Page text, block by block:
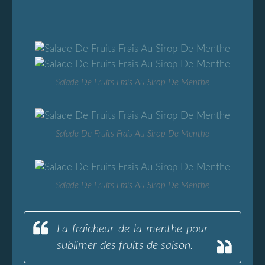
Salade De Fruits Frais Au Sirop De Menthe
Salade De Fruits Frais Au Sirop De Menthe
Salade De Fruits Frais Au Sirop De Menthe
La fraîcheur de la menthe pour
sublimer des fruits de saison.